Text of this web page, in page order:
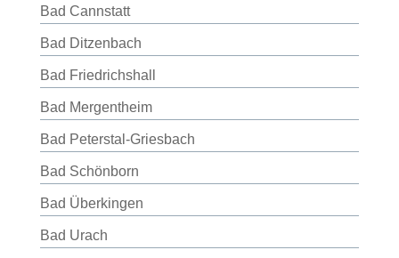
Bad Cannstatt
Bad Ditzenbach
Bad Friedrichshall
Bad Mergentheim
Bad Peterstal-Griesbach
Bad Schönborn
Bad Überkingen
Bad Urach